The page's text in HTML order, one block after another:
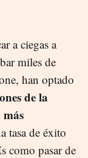
a ciegas a
miles de
han optado
de la
tasa de éxito
como pasar de